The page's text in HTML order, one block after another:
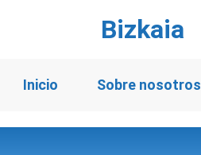
Bizkaia
Inicio Sobre nosotros